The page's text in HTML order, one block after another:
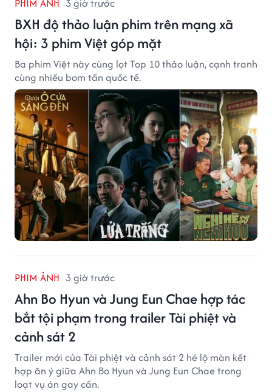
PHIM ẢNH 3 giờ trước
BXH độ thảo luận phim trên mạng xã
hội: 3 phim Việt góp mặt
Ba phim Việt này cùng lọt Top 10 thảo luận, cạnh tranh
cùng nhiều bom tấn quốc tế.
PHIM ẢNH 3 giờ trước
Ahn Bo Hyun và Jung Eun Chae hợp tác
bắt tội phạm trong trailer Tài phiệt và
cảnh sát 2
Trailer mới của Tài phiệt và cảnh sát 2 hé lộ màn kết
hợp ăn ý giữa Ahn Bo Hyun và Jung Eun Chae trong
loạt vụ án gay cấn.